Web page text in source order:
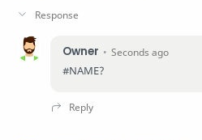
Owner Seconds ago
#NAME?